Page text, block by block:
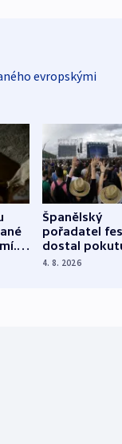
evropskými
Španělský
pořadatel
dostal
nekalé
4. 8. 2026